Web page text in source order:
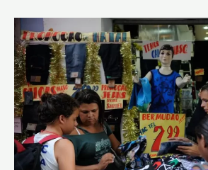
Vendas
no
comércio
varejista
crescem
0,7%
em
julho,
diz
IBGE